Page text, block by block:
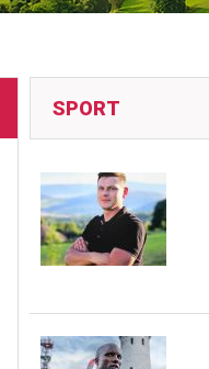
SPORT